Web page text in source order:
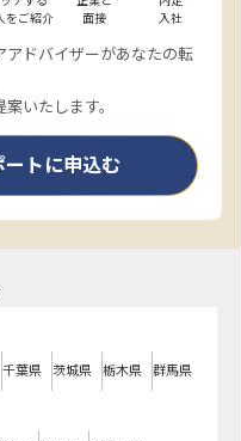
をご紹介
面接
入社
アドバイザーがあなたの転
いたします。
ートに申込む
千葉県 茨城県 栃木県 群馬県